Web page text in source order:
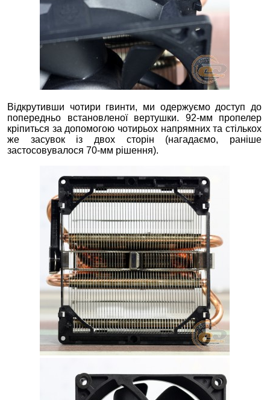
Відкрутивши чотири гвинти, ми одержуємо доступ до
попередньо встановленої вертушки. 92-мм пропелер
кріпиться за допомогою чотирьох напрямних та стількох
же засувок із двох сторін (нагадаємо, раніше
застосовувалося 70-мм рішення).